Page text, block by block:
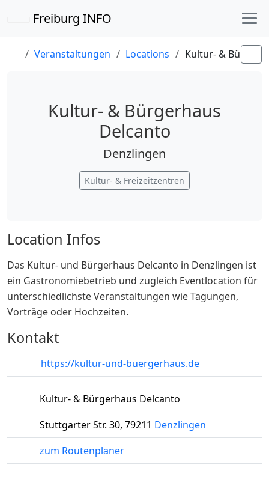
Freiburg INFO
Veranstaltungen Locations Kultur- &
Kultur- & Bürgerhaus
Delcanto
Denzlingen
Kultur- & Freizeitzentren
Location Infos
Das Kultur- und Bürgerhaus Delcanto in Denzlingen ist
ein Gastronomiebetrieb und zugleich Eventlocation für
unterschiedlichste Veranstaltungen wie Tagungen,
Vorträge oder Hochzeiten.
Kontakt
https://kultur-und-buergerhaus.de
Kultur- & Bürgerhaus Delcanto
Stuttgarter Str. 30, 79211 Denzlingen
zum Routenplaner